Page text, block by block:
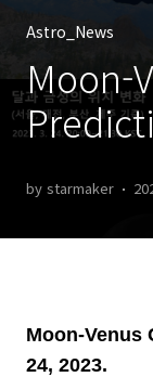
Astro_News
Moon-
by starmaker
Moon-Venus
24, 2023.